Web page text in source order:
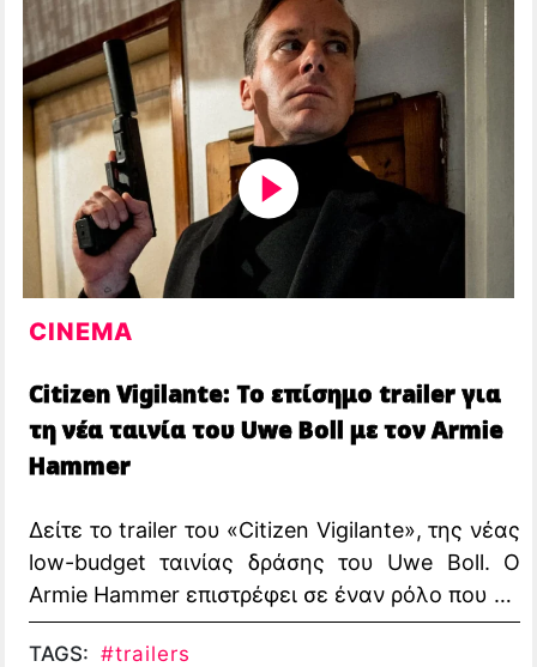
CINEMA
Citizen Vigilante: Το επίσημο trailer για
τη νέα ταινία του Uwe Boll με τον Armie
Hammer
Δείτε το trailer του «Citizen Vigilante», της νέας
low-budget ταινίας δράσης του Uwe Boll. Ο
Armie Hammer επιστρέφει σε έναν ρόλο που θα
συζητηθεί.
TAGS: #trailers